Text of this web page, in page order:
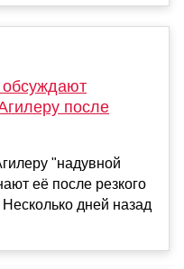
обсуждают
после
"надувной
её после резкого
дней назад